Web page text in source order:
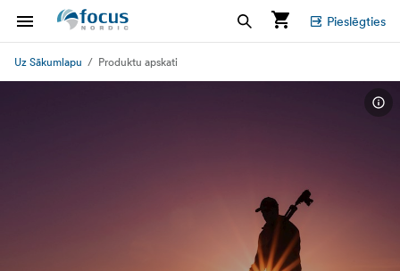
Pieslēgties
Uz Sākumlapu Produktu apskati